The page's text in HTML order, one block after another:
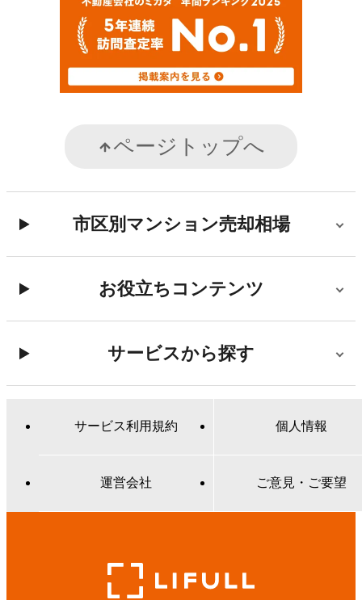
ページトップへ
市区別マンション売却相場
お役立ちコンテンツ
サービスから探す
サービス利用規約 個人情報
運営会社 ご意見・ご要望